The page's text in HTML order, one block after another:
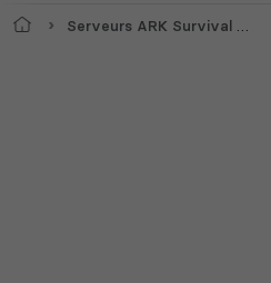
AccueilServeurs ARK Survival Ascended